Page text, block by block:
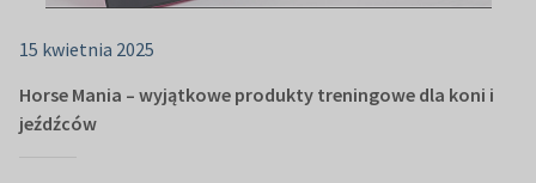
15 kwietnia 2025
Horse Mania – wyjątkowe produkty treningowe dla koni i
jeźdźców